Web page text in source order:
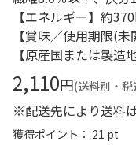
【エネルギー】約
【賞味／使用期限(
【原産国または製造
2,110円(送料別・税
※配送先により送料
獲得ポイント： 21 pt